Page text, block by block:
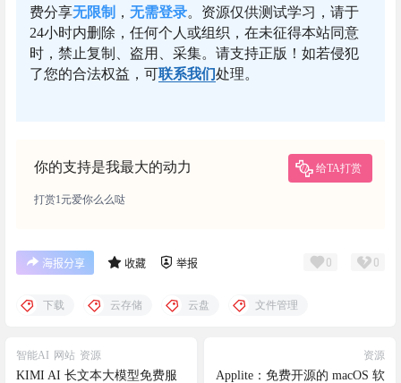
费分享无限制 ， 无需登录。资源仅供测试学习，请于
24小时内删除，任何个人或组织，在未征得本站同意
时，禁止复制、盗用、采集。请支持正版！如若侵犯
了您的合法权益，可联系我们处理。
你的支持是我最大的动力 给TA打赏
打赏1元爱你么么哒
海报分享 收藏 举报 0 0
下载 云存储 云盘 文件管理
智能AI 网站 资源
KIMI AI 长文本大模型免费服
资源
Applite：免费开源的 macOS 软